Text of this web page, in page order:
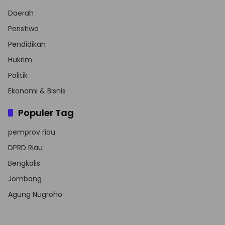
Daerah
Peristiwa
Pendidikan
Hukrim
Politik
Ekonomi & Bisnis
Populer Tag
pemprov riau
DPRD Riau
Bengkalis
Jombang
Agung Nugroho